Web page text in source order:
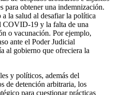
para obtener una indemnización.
la salud al desafiar la política
COVID-19 y la falta de una
o vacunación. Por ejemplo,
ante el Poder Judicial
al gobierno que ofreciera la
y políticos, además del
de detención arbitraria, los
para cuestionar prácticas